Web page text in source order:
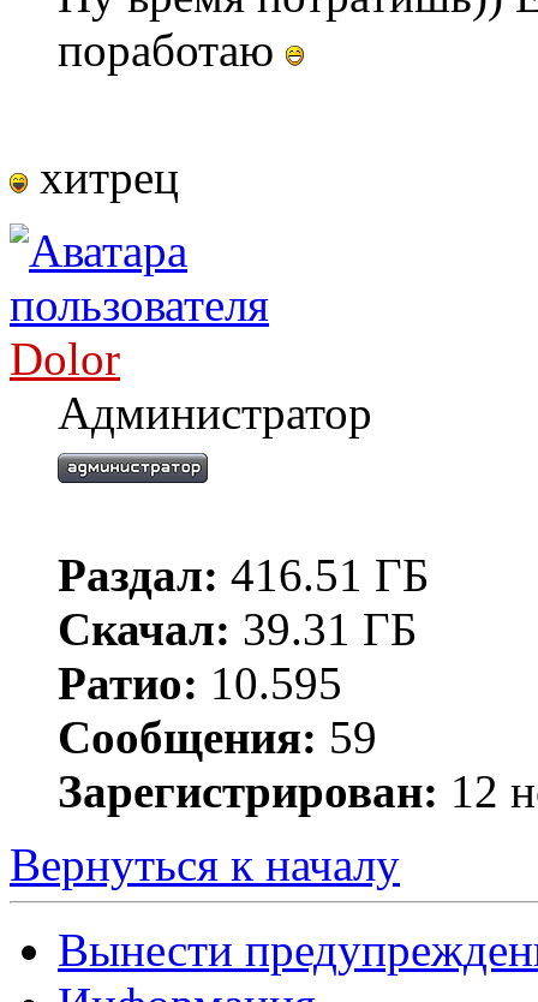
поработаю
хитрец
Dolor
Администратор
Раздал: 416.51 ГБ
Скачал: 39.31 ГБ
Ратио: 10.595
Сообщения: 59
Зарегистрирован: 12
Вернуться к началу
Вынести